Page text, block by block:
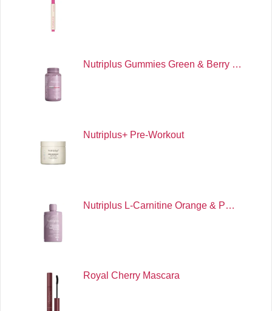
Nutriplus Gummies Green & Berry …
Nutriplus+ Pre-Workout
Nutriplus L-Carnitine Orange & P…
Royal Cherry Mascara